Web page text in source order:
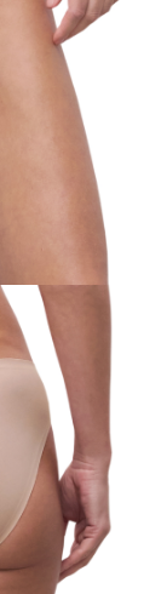
惡意使用之情形，
取法律行動。